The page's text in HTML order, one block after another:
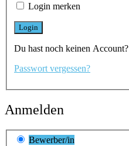
Login merken
Du hast noch keinen Account?
Passwort vergessen?
Anmelden
Bewerber/in